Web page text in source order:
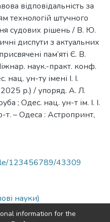
відповідальність за
технологій штучного
судових рішень / В. Ю.
диспути з актуальних
пам’яті Є. В.
наук.-практ. конф.
ун-ту імені І. І.
р.) / упоряд. А. Л.
; Одес. нац. ун-т ім. І. І.
– Одеса : Астропринт,
123456789/43309
науки)
information for the